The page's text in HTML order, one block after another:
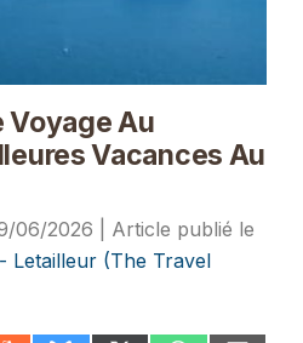
Voyage Au
Vacances Au
06/2026
Letailleur (The Travel